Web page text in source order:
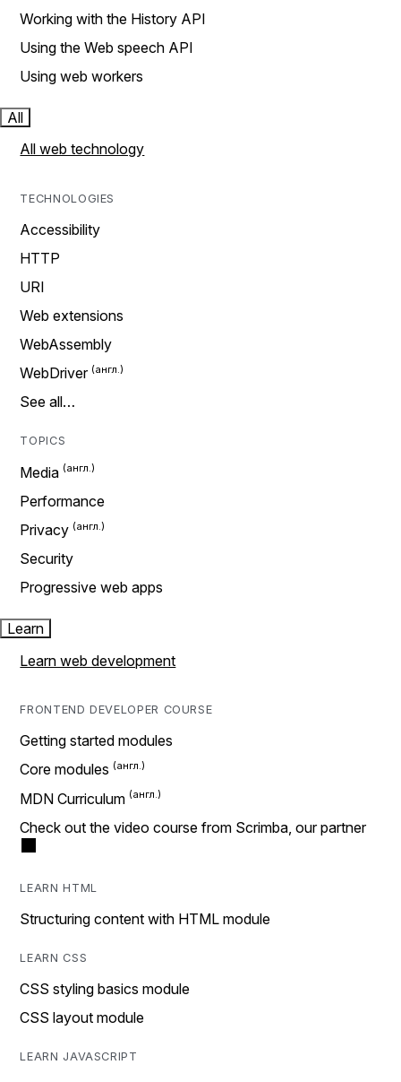
Working with the History API
Using the Web speech API
Using web workers
All
All web technology
TECHNOLOGIES
Accessibility
HTTP
URI
Web extensions
WebAssembly
WebDriver
See all…
TOPICS
Media
Performance
Privacy
Security
Progressive web apps
Learn
Learn web development
FRONTEND DEVELOPER COURSE
Getting started modules
Core modules
MDN Curriculum
Check out the video course from Scrimba, our partner
LEARN HTML
Structuring content with HTML module
LEARN CSS
CSS styling basics module
CSS layout module
LEARN JAVASCRIPT